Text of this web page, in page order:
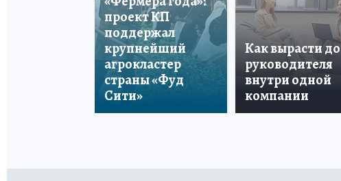
проект КП
поддержал
крупнейший
агрокластер
страны «Фуд
Сити»
Как вырасти до
руководителя
внутри одной
компании